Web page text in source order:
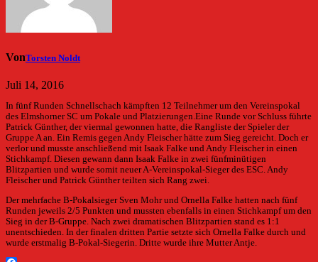
VonTorsten Noldt
Juli 14, 2016
In fünf Runden Schnellschach kämpften 12 Teilnehmer um den Vereinspokal
des Elmshorner SC um Pokale und Platzierungen. Eine Runde vor Schluss führte
Patrick Günther, der viermal gewonnen hatte, die Rangliste der Spieler der
Gruppe A an. Ein Remis gegen Andy Fleischer hätte zum Sieg gereicht. Doch er
verlor und musste anschließend mit Isaak Falke und Andy Fleischer in einen
Stichkampf. Diesen gewann dann Isaak Falke in zwei fünfminütigen
Blitzpartien und wurde somit neuer A-Vereinspokal-Sieger des ESC. Andy
Fleischer und Patrick Günther teilten sich Rang zwei.
Der mehrfache B-Pokalsieger Sven Mohr und Ornella Falke hatten nach fünf
Runden jeweils 2/5 Punkten und mussten ebenfalls in einen Stichkampf um den
Sieg in der B-Gruppe. Nach zwei dramatischen Blitzpartien stand es 1:1
unentschieden. In der finalen dritten Partie setzte sich Ornella Falke durch und
wurde erstmalig B-Pokal-Siegerin. Dritte wurde ihre Mutter Antje.